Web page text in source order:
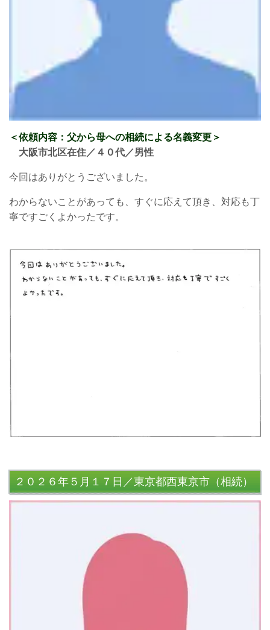
＜依頼内容：父から母への相続による名義変更 ＞
大阪市北区在住／４０代／男性
今回はありがとうございました。
わからないことがあっても、すぐに応えて頂き、対応も丁
寧ですごくよかったです。
２０２６年５月１７日／東京都西東京市（相続）